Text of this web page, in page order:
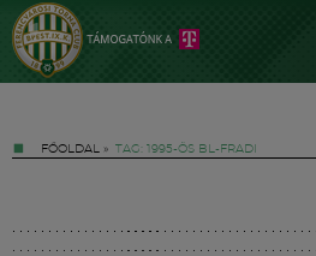
FŐOLDAL » TAG: 1995-ÖS BL-FRADI